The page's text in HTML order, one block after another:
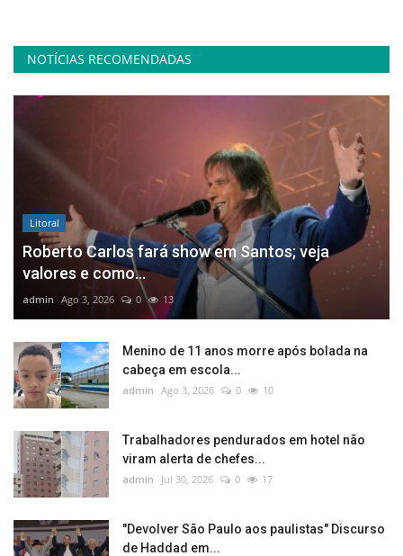
NOTÍCIAS RECOMENDADAS
Litoral
Roberto Carlos fará show em Santos; veja
valores e como...
admin Ago 3, 2026 0 13
Menino de 11 anos morre após bolada na
cabeça em escola...
admin Ago 3, 2026 0 10
Trabalhadores pendurados em hotel não
viram alerta de chefes...
admin Jul 30, 2026 0 17
"Devolver São Paulo aos paulistas" Discurso
de Haddad em...